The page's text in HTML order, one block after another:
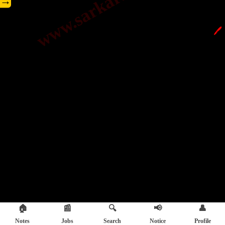
🖊️
🏠
Notes
📰
Jobs
🔍
Search
📢
Notice
👤
Profile